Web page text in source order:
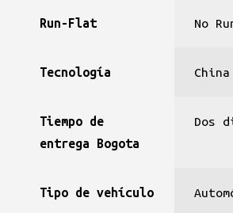
Run-Flat No
Tecnología China
Tiempo de
entrega Bogota
Dos
Tipo de vehículo